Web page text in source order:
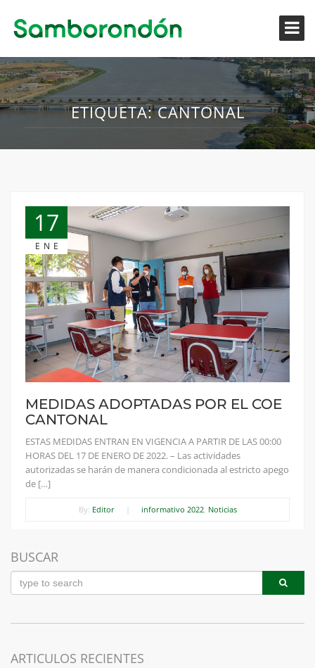
ETIQUETA:CANTONAL
17
ENE
MEDIDAS ADOPTADAS POR EL COE
CANTONAL
ESTAS MEDIDAS ENTRAN EN VIGENCIA A PARTIR DE LAS 00:00
HORAS DEL 17 DE ENERO DE 2022. – Las actividades
autorizadas se harán de manera condicionada al estricto apego
de […]
By: Editor informativo 2022, Noticias
BUSCAR
ARTICULOS RECIENTES